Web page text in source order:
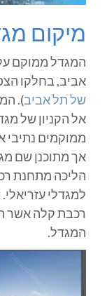
מיקום
אביב, בחלקו
של תל אביב).
אל הקניון של
ממוקמים נתיבי
אך מתוכנן שם
הליכה מתחנת
למגדלי
רכבת קלה אשר
המגדל.